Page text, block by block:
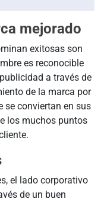
mejorado
exitosas son
es reconocible
a través de
de la marca por
se conviertan en sus
los muchos puntos
el lado corporativo
de un buen